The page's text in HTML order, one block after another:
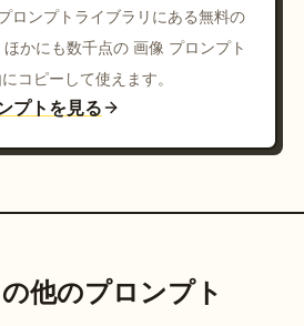
ロンプトライブラリにある無料の
かにも数千点の 画像 プロンプト
コピーして使えます。
プトを見る
他のプロンプト